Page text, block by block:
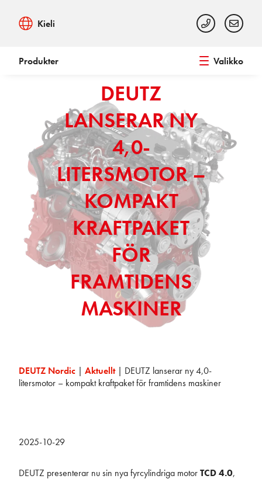
Kieli
Produkter Valikko
DEUTZ
LANSERAR NY
4,0-
LITERSMOTOR –
KOMPAKT
KRAFTPAKET
FÖR
FRAMTIDENS
MASKINER
DEUTZ Nordic | Aktuellt| DEUTZ lanserar ny 4,0-
litersmotor – kompakt kraftpaket för framtidens maskiner
2025-10-29
DEUTZ presenterar nu sin nya fyr­cylindriga motorTCD 4.0,